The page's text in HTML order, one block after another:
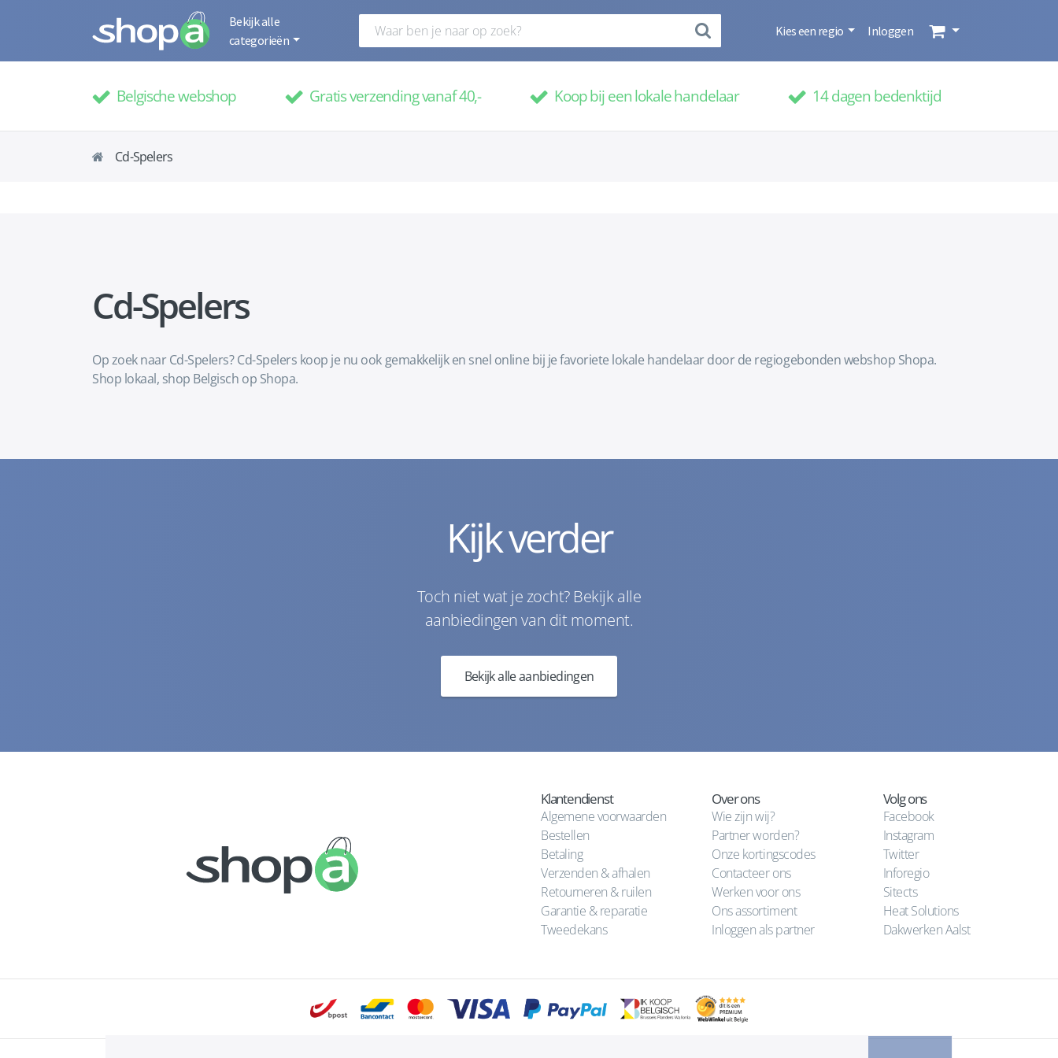
Bekijk alle
categorieën
Kies een regio Inloggen
Belgische webshop Gratis verzending vanaf 40,- Koop bij een lokale handelaar 14 dagen bedenktijd
Cd-Spelers
Cd-Spelers
Op zoek naar Cd-Spelers? Cd-Spelers koop je nu ook gemakkelijk en snel online bij je favoriete lokale handelaar door de regiogebonden webshop Shopa.
Shop lokaal, shop Belgisch op Shopa.
Kijk verder
Toch niet wat je zocht? Bekijk alle
aanbiedingen van dit moment.
Bekijk alle aanbiedingen
Klantendienst
Algemene voorwaarden
Bestellen
Betaling
Verzenden & afhalen
Retourneren & ruilen
Garantie & reparatie
Tweedekans
Over ons
Wie zijn wij?
Partner worden?
Onze kortingscodes
Contacteer ons
Werken voor ons
Ons assortiment
Inloggen als partner
Volg ons
Facebook
Instagram
Twitter
Inforegio
Sitects
Heat Solutions
Dakwerken Aalst